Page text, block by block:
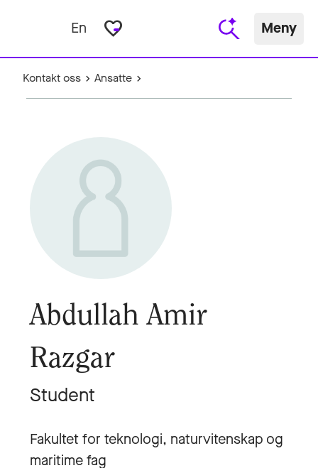
En favorite_border Meny
Kontakt oss Ansatte
Abdullah Amir
Razgar
Student
Fakultet for teknologi, naturvitenskap og
maritime fag